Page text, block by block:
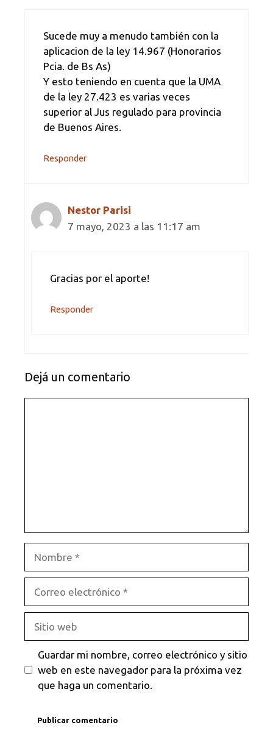
Sucede muy a menudo también con la
aplicacion de la ley 14.967 (Honorarios
Pcia. de Bs As)
Y esto teniendo en cuenta que la UMA
de la ley 27.423 es varias veces
superior al Jus regulado para provincia
de Buenos Aires.
Responder
Nestor Parisi
7 mayo, 2023 a las 11:17 am
Gracias por el aporte!
Responder
Dejá un comentario
electrónico
web
Guardar mi nombre, correo electrónico y sitio
web en este navegador para la próxima vez
que haga un comentario.